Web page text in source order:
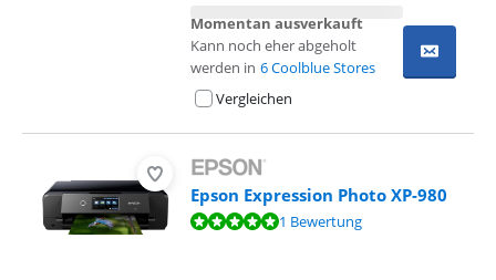
Momentan ausverkauft
Kann noch eher abgeholt
werden in 6 Coolblue Stores
Vergleichen
Epson Expression Photo XP-980
Bewertet mit 9,6 von 10, basierend auf 1 Bewertung.
1 Bewertung